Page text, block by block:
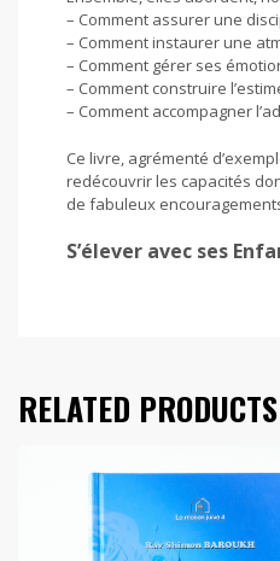
– Comment assurer une
– Comment instaurer une
– Comment gérer ses
– Comment construire
– Comment accompagner
Ce livre, agrémenté
redécouvrir les capacités
de fabuleux
S’élever avec ses
RELATED PRODUCTS